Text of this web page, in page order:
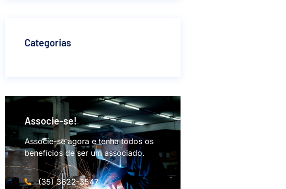
Categorias
Associe-se!
Associe-se agora e tenha todos os
benefícios de ser um associado.
(35) 3622-3547